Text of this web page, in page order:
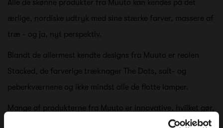
Alle de skønne produkter fra Muuto kan kendes på det
ærlige, nordiske udtryk med sine stærke farver, massere af
træ - og ja, nyt perspektiv.
Blandt de allermest kendte designs fra Muuto er reolen
Stacked, de farverige træknager The Dots, salt- og
peberkværnene og ikke mindst alle de flotte lamper.
Mange af produkterne fra Muuto er innovative, hvilket gør,
at designerne får frihed til at udfolde sig kreativt. Derfor